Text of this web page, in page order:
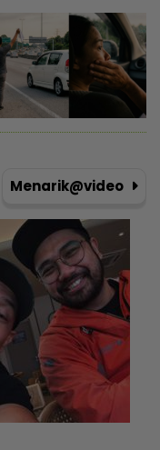
Menarik@video